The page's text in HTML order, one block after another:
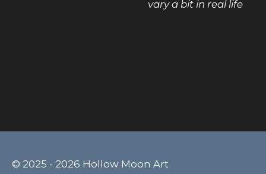
vary a bit in real life
© 2025 - 2026 Hollow Moon Art